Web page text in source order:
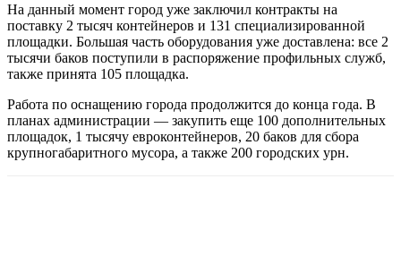
На данный момент город уже заключил контракты на
поставку 2 тысяч контейнеров и 131 специализированной
площадки. Большая часть оборудования уже доставлена: все 2
тысячи баков поступили в распоряжение профильных служб,
также принята 105 площадка.
Работа по оснащению города продолжится до конца года. В
планах администрации — закупить еще 100 дополнительных
площадок, 1 тысячу евроконтейнеров, 20 баков для сбора
крупногабаритного мусора, а также 200 городских урн.